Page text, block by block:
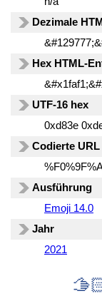
Dezimale
Hex HTML-
UTF-16 hex
0xd83e
Codierte URL
Ausführung
Emoji 14.0
Jahr
2021